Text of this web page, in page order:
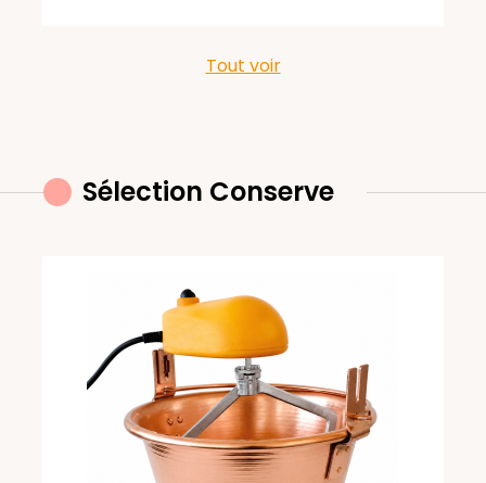
Tout voir
Sélection Conserve